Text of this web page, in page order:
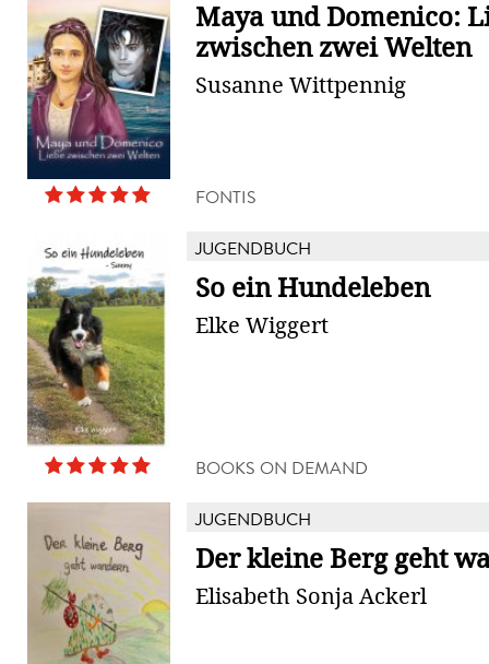
Maya und Domenico:
zwischen zwei Welten
Susanne Wittpennig
FONTIS
JUGENDBUCH
So ein Hundeleben
Elke Wiggert
BOOKS ON DEMAND
JUGENDBUCH
Der kleine Berg geht
Elisabeth Sonja Ackerl